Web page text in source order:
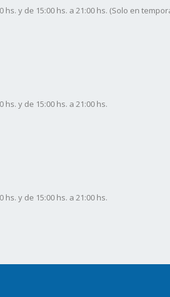
hs. y de 15:00 hs. a 21:00 hs. (Solo en
hs. y de 15:00 hs. a 21:00 hs.
hs. y de 15:00 hs. a 21:00 hs.